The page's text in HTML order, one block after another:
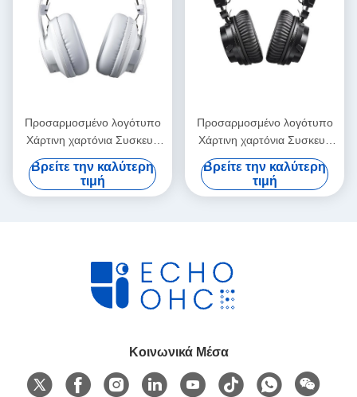
Προσαρμοσμένο λογότυπο
Χάρτινη χαρτόνια Συσκευή
Διπλώσιμο λευκό / μαύρο /
ροζ χρυσό πολυτελές
μαγνητικό κουτί δώρων με
Βρείτε την καλύτερη
τιμή
Προσαρμοσμένο λογότυπο
Χάρτινη χαρτόνια Συσκευή
Διπλώσιμο λευκό / μαύρο /
ροζ χρυσό πολυτελές
μαγνητικό κουτί δώρων με
Βρείτε την καλύτερη
τιμή
Κοινωνικά Μέσα